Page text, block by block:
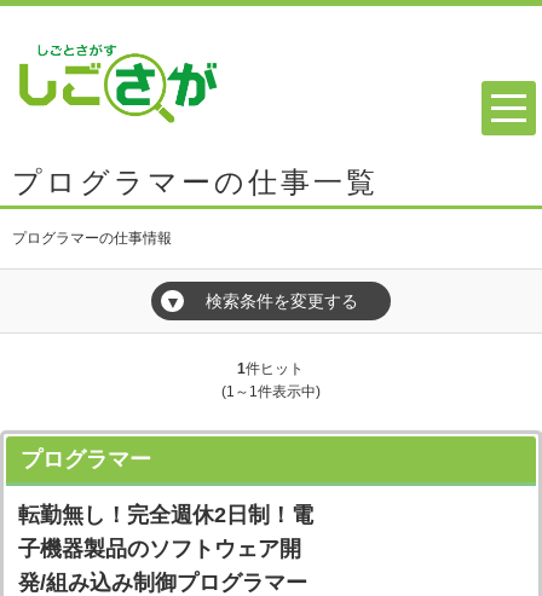
プログラマーの仕事一覧
プログラマーの仕事情報
▼ 検索条件を変更する
1件ヒット
(1～1件表示中)
プログラマー
転勤無し！完全週休2日制！電
子機器製品のソフトウェア開
発/組み込み制御プログラマー